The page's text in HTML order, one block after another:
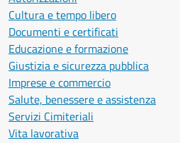
Cultura e tempo libero
Documenti e certificati
Educazione e formazione
Giustizia e sicurezza pubblica
Imprese e commercio
Salute, benessere e assistenza
Servizi Cimiteriali
Vita lavorativa